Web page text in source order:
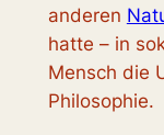
anderen
hatte – in
Mensch die
Philosophie.